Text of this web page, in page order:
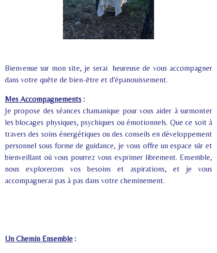
Bienvenue sur mon site, je serai heureuse de vous accompagner
dans votre quête de bien-être et d'épanouissement.
Mes Accompagnements :
Je propose des séances chamanique pour vous aider à surmonter
les blocages physiques, psychiques ou émotionnels. Que ce soit à
travers des soins énergétiques ou des conseils en développement
personnel sous forme de guidance, je vous offre un espace sûr et
bienveillant où vous pourrez vous exprimer librement. Ensemble,
nous explorerons vos besoins et aspirations, et je vous
accompagnerai pas à pas dans votre cheminement.
Un Chemin Ensemble :